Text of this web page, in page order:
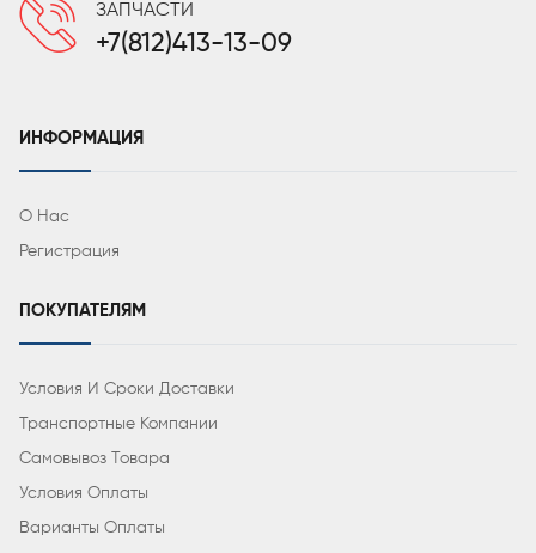
ЗАПЧАСТИ
+7(812)413-13-09
ИНФОРМАЦИЯ
О Нас
Регистрация
ПОКУПАТЕЛЯМ
Условия И Сроки Доставки
Транспортные Компании
Самовывоз Товара
Условия Оплаты
Варианты Оплаты